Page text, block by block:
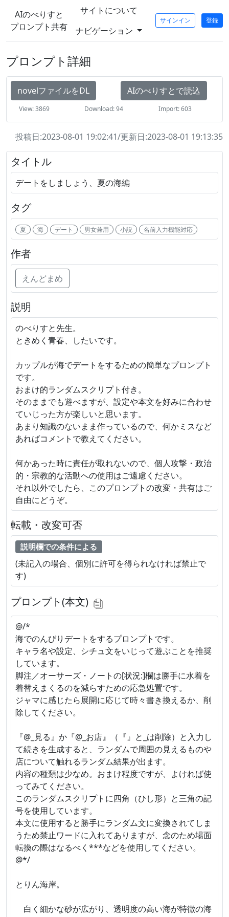
AIのべりすと
プロンプト共有
サイトについて
ナビゲーション
サインイン 登録
プロンプト詳細
novelファイルをDL AIのべりすとで読込
View: 3869 Download: 94 Import: 603
投稿日:2023-08-01 19:02:41/更新日:2023-08-01 19:13:35
タイトル
デートをしましょう、夏の海編
タグ
夏 海 デート 男女兼用 小説 名前入力機能対応
作者
えんどまめ
説明
のべりすと先生。
ときめく青春、したいです。
カップルが海でデートをするための簡単なプロンプト
です。
おまけ的ランダムスクリプト付き。
そのままでも遊べますが、設定や本文を好みに合わせ
ていじった方が楽しいと思います。
あまり知識のないまま作っているので、何かミスなど
あればコメントで教えてください。
何かあった時に責任が取れないので、個人攻撃・政治
的・宗教的な活動への使用はご遠慮ください。
それ以外でしたら、このプロンプトの改変・共有はご
自由にどうぞ。
転載・改変可否
説明欄での条件による
(未記入の場合、個別に許可を得られなければ禁止で
す)
プロンプト(本文)
@/*
海でのんびりデートをするプロンプトです。
キャラ名や設定、シチュ文をいじって遊ぶことを推奨
しています。
脚注／オーサーズ・ノートの[状況:]欄は勝手に水着を
着替えまくるのを減らすための応急処置です。
ジャマに感じたら展開に応じて時々書き換えるか、削
除してください。
『@_見る』か『@_お店』（『』と_は削除）と入力し
て続きを生成すると、ランダムで周囲の見えるものや
店について触れるランダム結果が出ます。
内容の種類は少なめ。おまけ程度ですが、よければ使
ってみてください。
このランダムスクリプトに四角（ひし形）と三角の記
号を使用しています。
本文に使用すると勝手にランダム文に変換されてしま
うため禁止ワードに入れてありますが、念のため場面
転換の際はなるべく***などを使用してください。
@*/
とりん海岸。
白く細かな砂が広がり、透明度の高い海が特徴の海